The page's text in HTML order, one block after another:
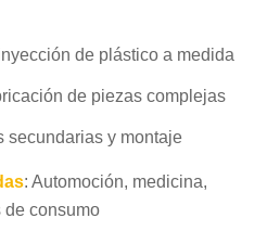
de plástico a medida
de piezas complejas
secundarias y montaje
: Automoción, medicina,
de consumo